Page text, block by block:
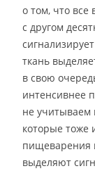
о том, что
с другом
ткань
в свою
интенсивнее
не учитываем
которые тоже
пищеварения
выделяют